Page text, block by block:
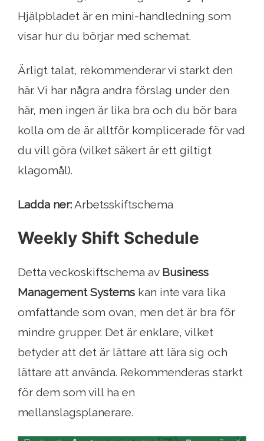
Hjälpbladet är en mini-handledning som
visar hur du börjar med schemat.
Ärligt talat, rekommenderar vi starkt den
här. Vi har några andra förslag under den
här, men ingen är lika bra och du bör bara
kolla om de är alltför komplicerade för vad
du vill göra (vilket säkert är ett giltigt
klagomål).
Ladda ner:Arbetsskiftschema
Weekly Shift Schedule
Detta veckoskiftschema av Business
Management Systems kan inte vara lika
omfattande som ovan, men det är bra för
mindre grupper. Det är enklare, vilket
betyder att det är lättare att lära sig och
lättare att använda. Rekommenderas starkt
för dem som vill ha en
mellanslagsplanerare.